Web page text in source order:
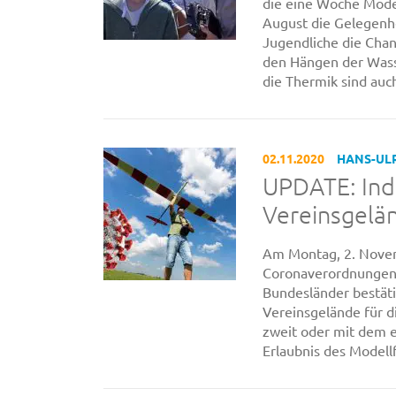
August die
Jugendliche die
den Hängen der
die Thermik sind
02.11.2020 HANS-
UPDATE:
Am Montag, 2.
Bundesländer
Vereinsgelände für
zweit oder mit dem
Erlaubnis des